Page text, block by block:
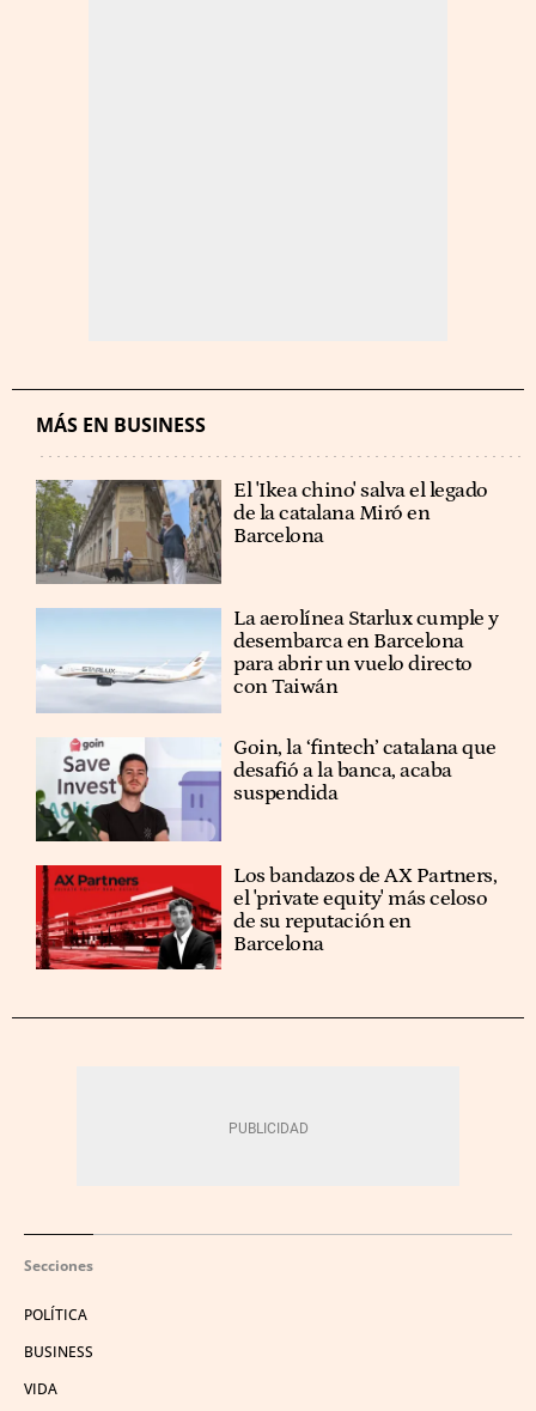
MÁS EN BUSINESS
El 'Ikea chino' salva el legado
de la catalana Miró en
Barcelona
La aerolínea Starlux cumple y
desembarca en Barcelona
para abrir un vuelo directo
con Taiwán
Goin, la ‘fintech’ catalana que
desafió a la banca, acaba
suspendida
Los bandazos de AX Partners,
el 'private equity' más celoso
de su reputación en
Barcelona
Secciones
POLÍTICA
BUSINESS
VIDA